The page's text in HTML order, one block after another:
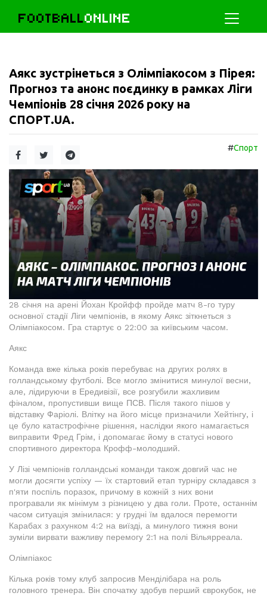
FOOTBALLONLINE
Аякс зустрінеться з Олімпіакосом з Пірея:
Прогноз та анонс поєдинку в рамках Ліги
Чемпіонів 28 січня 2026 року на
СПОРТ.UA.
#Спорт
28 січня на арені Йохан Кройфф пройде матч 8-го туру
основної стадії Ліги чемпіонів, в якому Аякс зіткнеться з
Олімпіакосом. Гра стартує о 22:00 за київським часом.
Аякс
Команда вже кілька років перебуває на других ролях в
голландському футболі. Все могло змінитися минулої весни,
але, лідируючи в Ередивізії, все розгубили жахливим
фіналом, пропустивши вище ПСВ. Після такого пішов у
відставку Фаріолі. Влітку на його місце призначили Хейтінгу, і
це було катастрофічне рішення, наслідки якого намагається
виправити Фред Грім, і допомагає йому в статусі нового
спортивного директора Крофф-молодший.
У Лізі чемпіонів голландські команди також довгий час не
могли досягти успіху — їх стартовий етап турніру складався з
п'яти поспіль поразок, причому в кожній з них вони
програвали як мінімум з різницею у два голи. Проте, останнім
часом ситуація змінилася: у грудні їм вдалося перемогти
Карабах з рахунком 4:2 на виїзді, а минулого тижня вони
зуміли вирвати важливу перемогу 2:1 на полі Вільярреала.
Олімпіакос
Кілька років тому клуб запросив Менділібара на роль
головного тренера. Він спочатку здобув перший єврокубок, не